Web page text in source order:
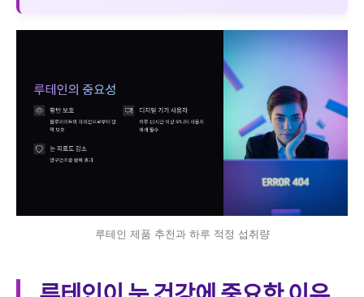
루테인 제품 추천과 하루 적정 섭취량